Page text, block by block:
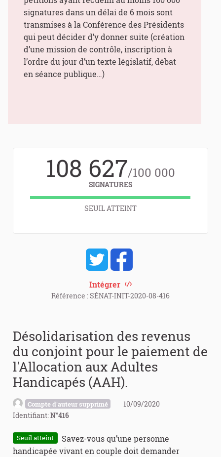
signatures dans un délai de 6 mois sont
transmises à la Conférence des Présidents
qui peut décider d’y donner suite (création
d’une mission de contrôle, inscription à
l’ordre du jour d’un texte législatif, débat
en séance publique…)
108 627/100 000
SIGNATURES
SEUIL ATTEINT
Intégrer
Référence : SÉNAT-INIT-2020-08-416
Désolidarisation des revenus
du conjoint pour le paiement de
l'Allocation aux Adultes
Handicapés (AAH).
Compte d'auteur supprimé
10/09/2020
Identifiant:N°416
Seuil atteint
Savez-vous qu’une personne
handicapée vivant en couple doit demander